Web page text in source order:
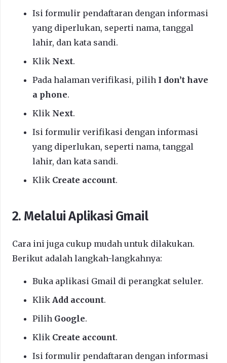
Isi formulir pendaftaran dengan informasi
yang diperlukan, seperti nama, tanggal
lahir, dan kata sandi.
Klik Next.
Pada halaman verifikasi, pilih I don’t have
a phone.
Klik Next.
Isi formulir verifikasi dengan informasi
yang diperlukan, seperti nama, tanggal
lahir, dan kata sandi.
Klik Create account.
2. Melalui Aplikasi Gmail
Cara ini juga cukup mudah untuk dilakukan.
Berikut adalah langkah-langkahnya:
Buka aplikasi Gmail di perangkat seluler.
Klik Add account.
Pilih Google.
Klik Create account.
Isi formulir pendaftaran dengan informasi